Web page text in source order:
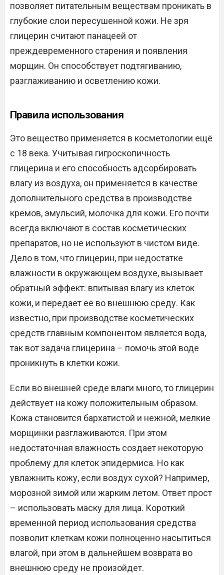
позволяет питательным веществам проникать в
глубокие слои пересушенной кожи. Не зря
глицерин считают панацеей от
преждевременного старения и появления
морщин. Он способствует подтягиванию,
разглаживанию и осветлению кожи.
Правила использования
Это вещество применяется в косметологии ещё
с 18 века. Учитывая гигроскопичность
глицерина и его способность адсорбировать
влагу из воздуха, он применяется в качестве
дополнительного средства в производстве
кремов, эмульсий, молочка для кожи. Его почти
всегда включают в состав косметических
препаратов, но не используют в чистом виде.
Дело в том, что глицерин, при недостатке
влажности в окружающем воздухе, вызывает
обратный эффект: впитывая влагу из клеток
кожи, и передает её во внешнюю среду. Как
известно, при производстве косметических
средств главным компонентом является вода,
так вот задача глицерина – помочь этой воде
проникнуть в клетки кожи.
Если во внешней среде влаги много, то глицерин
действует на кожу положительным образом.
Кожа становится бархатистой и нежной, мелкие
морщинки разглаживаются. При этом
недостаточная влажность создает некоторую
проблему для клеток эпидермиса. Но как
увлажнить кожу, если воздух сухой? Например,
морозной зимой или жарким летом. Ответ прост
– использовать маску для лица. Короткий
временной период использования средства
позволит клеткам кожи полноценно насытиться
влагой, при этом в дальнейшем возврата во
внешнюю среду не произойдет.